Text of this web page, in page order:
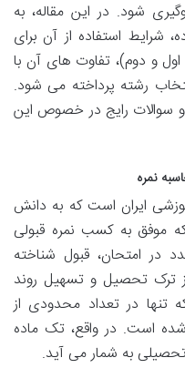
شود. در این مقاله، به
شرایط استفاده از آن برای
و دوم)، تفاوت های آن با
رشته پرداخته می شود.
سوالات رایج در خصوص این
نمره
ایران است که به دانش
موفق به کسب نمره قبولی
در امتحان، قبول شناخته
ترک تحصیل و تسهیل روند
تنها در تعداد محدودی از
است. در واقع، تک ماده
تحصیلی به شمار می آید.